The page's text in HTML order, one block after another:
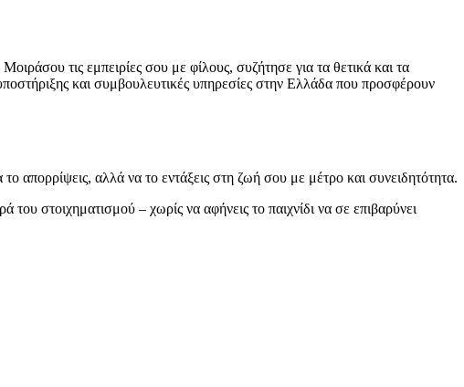
τις εμπειρίες σου με φίλους, συζήτησε για τα θετικά και τα
και συμβουλευτικές υπηρεσίες στην Ελλάδα που προσφέρουν
απορρίψεις, αλλά να το εντάξεις στη ζωή σου με μέτρο και συνειδητότητα.
στοιχηματισμού – χωρίς να αφήνεις το παιχνίδι να σε επιβαρύνει